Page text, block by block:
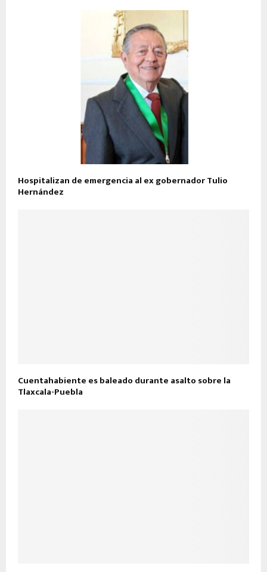
Hospitalizan de emergencia al ex gobernador Tulio
Hernández
Cuentahabiente es baleado durante asalto sobre la
Tlaxcala-Puebla